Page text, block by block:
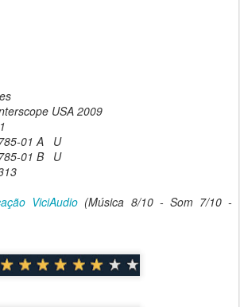
USA 2009
01 A U
01 B U
ViciAudio (Música 8/10 - Som 7/10 -